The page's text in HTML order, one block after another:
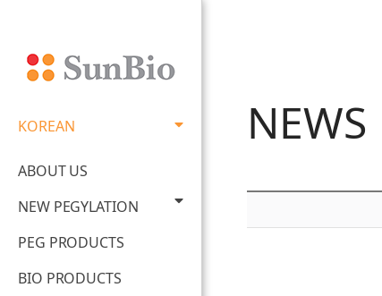
KOREAN
ABOUT US
NEW PEGYLATION
PEG PRODUCTS
BIO PRODUCTS
NEWS